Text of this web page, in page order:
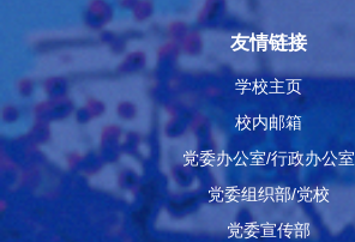
友情链接
学校主页
校内邮箱
党委办公室/行政办公室
党委组织部/党校
党委宣传部